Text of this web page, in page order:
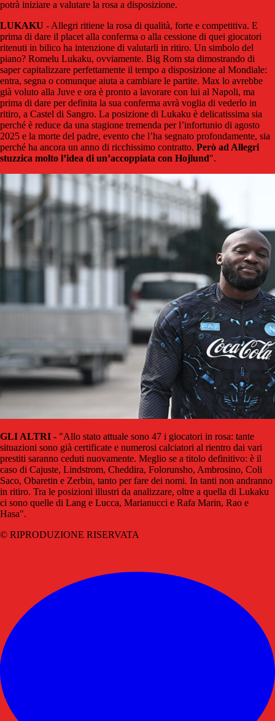
potrà iniziare a valutare la rosa a disposizione.
LUKAKU - Allegri ritiene la rosa di qualità, forte e competitiva. E
prima di dare il placet alla conferma o alla cessione di quei giocatori
ritenuti in bilico ha intenzione di valutarli in ritiro. Un simbolo del
piano? Romelu Lukaku, ovviamente. Big Rom sta dimostrando di
saper capitalizzare perfettamente il tempo a disposizione al Mondiale:
entra, segna o comunque aiuta a cambiare le partite. Max lo avrebbe
già voluto alla Juve e ora è pronto a lavorare con lui al Napoli, ma
prima di dare per definita la sua conferma avrà voglia di vederlo in
ritiro, a Castel di Sangro. La posizione di Lukaku è delicatissima sia
perché è reduce da una stagione tremenda per l’infortunio di agosto
2025 e la morte del padre, evento che l’ha segnato profondamente, sia
perché ha ancora un anno di ricchissimo contratto. Però ad Allegri
stuzzica molto l’idea di un’accoppiata con Hojlund".
GLI ALTRI - "Allo stato attuale sono 47 i giocatori in rosa: tante
situazioni sono già certificate e numerosi calciatori al rientro dai vari
prestiti saranno ceduti nuovamente. Meglio se a titolo definitivo: è il
caso di Cajuste, Lindstrom, Cheddira, Folorunsho, Ambrosino, Coli
Saco, Obaretin e Zerbin, tanto per fare dei nomi. In tanti non andranno
in ritiro. Tra le posizioni illustri da analizzare, oltre a quella di Lukaku
ci sono quelle di Lang e Lucca, Marianucci e Rafa Marin, Rao e
Hasa".
© RIPRODUZIONE RISERVATA